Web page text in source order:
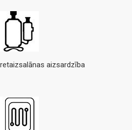
aizsardzība